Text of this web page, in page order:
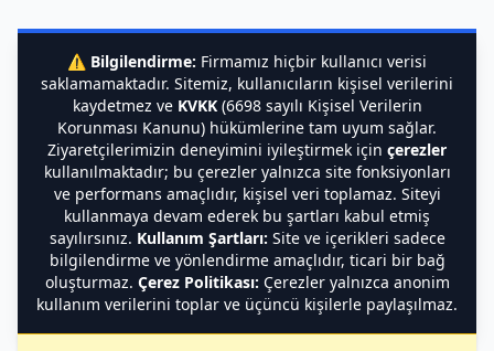
⚠️ Bilgilendirme: Firmamız hiçbir kullanıcı verisi
saklamamaktadır. Sitemiz, kullanıcıların kişisel verilerini
kaydetmez ve KVKK(6698 sayılı Kişisel Verilerin
Korunması Kanunu) hükümlerine tam uyum sağlar.
Ziyaretçilerimizin deneyimini iyileştirmek için çerezler
kullanılmaktadır; bu çerezler yalnızca site fonksiyonları
ve performans amaçlıdır, kişisel veri toplamaz. Siteyi
kullanmaya devam ederek bu şartları kabul etmiş
sayılırsınız. Kullanım Şartları: Site ve içerikleri sadece
bilgilendirme ve yönlendirme amaçlıdır, ticari bir bağ
oluşturmaz. Çerez Politikası: Çerezler yalnızca anonim
kullanım verilerini toplar ve üçüncü kişilerle paylaşılmaz.